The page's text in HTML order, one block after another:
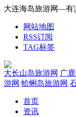
大连海岛旅游网—有
网站地图
RSS订阅
TAG标签
大长山岛旅游网 广
游网 蛤蜊岛旅游网
首页
资讯